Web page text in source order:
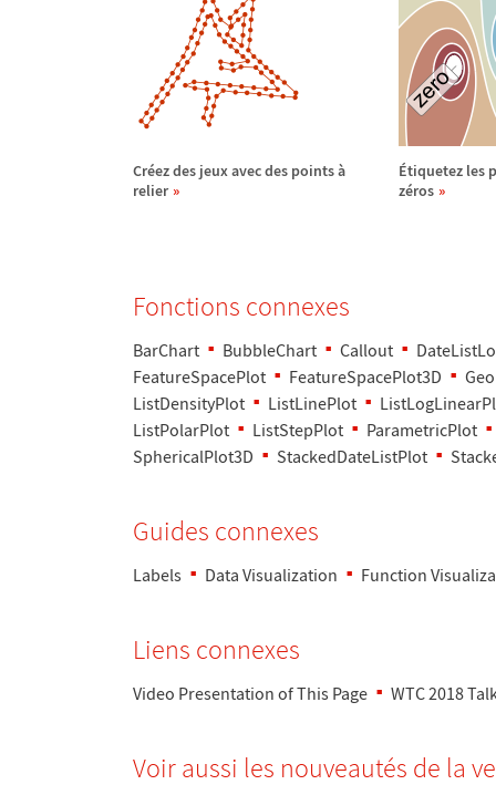
Créez des jeux avec des pointsà
relier
Étiquetez les p
zéros
Fonctions connexes
BarChart BubbleChart Callout
FeatureSpacePlot
FeatureSpacePlot3D
ListDensityPlot
ListLinePlot
ListPolarPlot
ListStepPlot
ParametricPlot
SphericalPlot3D
StackedDateListPlot
Guides connexes
Labels Data Visualization Function
Liens connexes
Video Presentation of This Page WTC 2018
Voir aussi les nouveautés de la